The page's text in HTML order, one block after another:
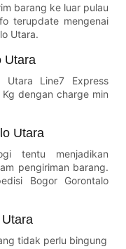
barang ke luar pulau
terupdate mengenai
Utara.
Utara
Line7 Express
dengan charge min
Utara
tentu menjadikan
pengiriman barang.
Bogor Gorontalo
tidak perlu bingung